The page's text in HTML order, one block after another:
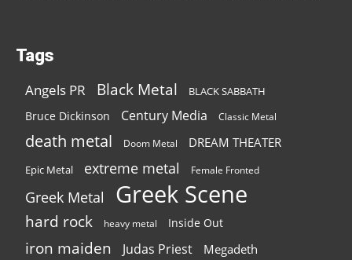
Tags
Angels PR Black Metal BLACK SABBATH
Bruce Dickinson Century Media Classic Metal
death metal Doom Metal DREAM THEATER
Epic Metal extreme metal Female Fronted
Greek Metal Greek Scene
hard rock heavy metal Inside Out
iron maiden Judas Priest Megadeth